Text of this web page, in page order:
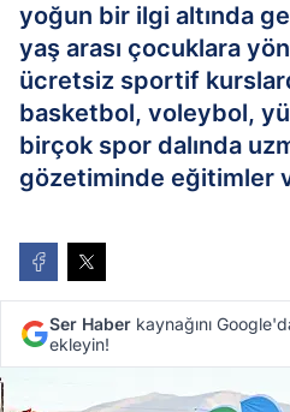
yoğun bir ilgi altında
yaş arası çocuklara
ücretsiz sportif
basketbol, voleybol,
birçok spor dalında
gözetiminde eğitimler
Ser Haber kaynağını
ekleyin!